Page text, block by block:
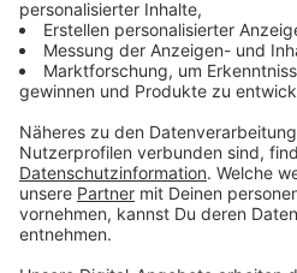
häufig von seinen jeweiligen
beziehungsweise gekündigt
spät zur Arbeit, weil er eben
seine
schickte ihn in ein
der Mann sei permanent viel
gegangen und deshalb nicht